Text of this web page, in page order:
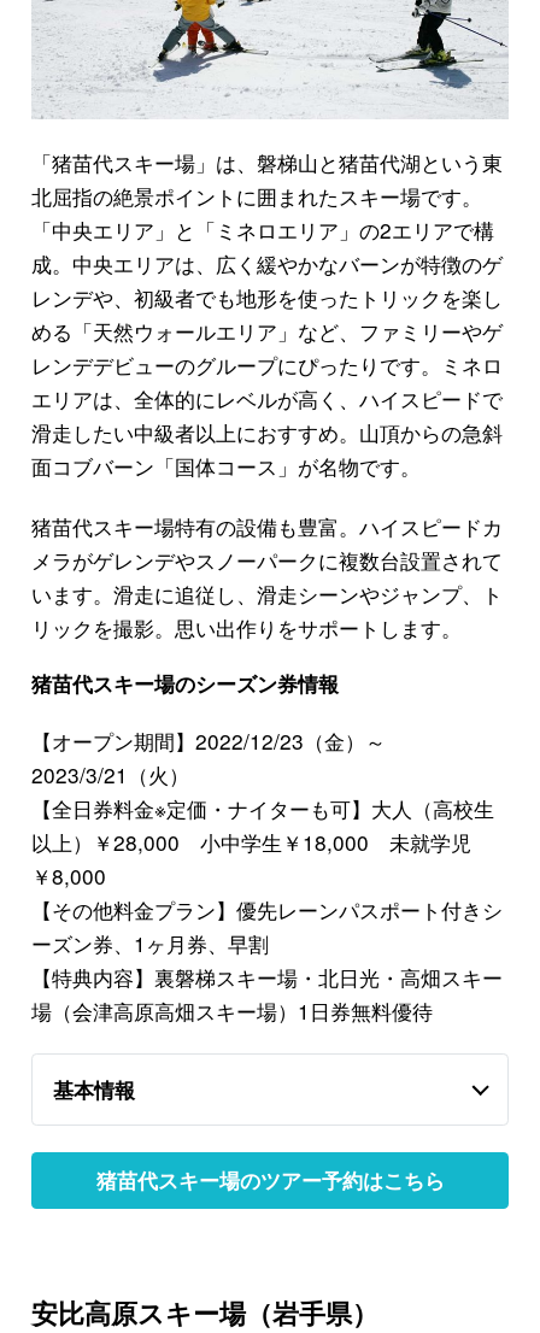
「猪苗代スキー場」は、磐梯山と猪苗代湖という東
北屈指の絶景ポイントに囲まれたスキー場です。
「中央エリア」と「ミネロエリア」の2エリアで構
成。中央エリアは、広く緩やかなバーンが特徴のゲ
レンデや、初級者でも地形を使ったトリックを楽し
める「天然ウォールエリア」など、ファミリーやゲ
レンデデビューのグループにぴったりです。ミネロ
エリアは、全体的にレベルが高く、ハイスピードで
滑走したい中級者以上におすすめ。山頂からの急斜
面コブバーン「国体コース」が名物です。
猪苗代スキー場特有の設備も豊富。ハイスピードカ
メラがゲレンデやスノーパークに複数台設置されて
います。滑走に追従し、滑走シーンやジャンプ、ト
リックを撮影。思い出作りをサポートします。
猪苗代スキー場のシーズン券情報
【オープン期間】2022/12/23（金）～
2023/3/21（火）
【全日券料金※定価・ナイターも可】大人（高校生
以上）￥28,000 小中学生￥18,000 未就学児
￥8,000
【その他料金プラン】優先レーンパスポート付きシ
ーズン券、1ヶ月券、早割
【特典内容】裏磐梯スキー場・北日光・高畑スキー
場（会津高原高畑スキー場）1日券無料優待
基本情報
猪苗代スキー場のツアー予約はこちら
安比高原スキー場（岩手県）